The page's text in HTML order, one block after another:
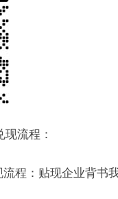
现流程：
程：贴现企业背书